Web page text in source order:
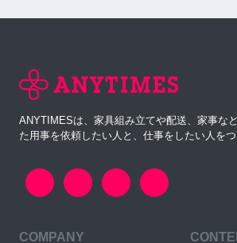
ANYTIMESは、家具組み立てや配送、家事な
た用事を依頼したい人と、仕事をしたい人をつ
COMPANY